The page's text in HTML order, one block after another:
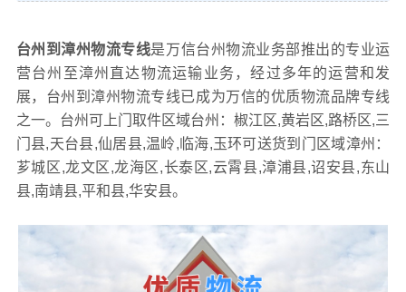
台州到漳州物流专线是万信台州物流业务部推出的专业运
营台州至漳州直达物流运输业务，经过多年的运营和发
展，台州到漳州物流专线已成为万信的优质物流品牌专线
之一。台州可上门取件区域台州：椒江区,黄岩区,路桥区,三
门县,天台县,仙居县,温岭,临海,玉环可送货到门区域漳州：
芗城区,龙文区,龙海区,长泰区,云霄县,漳浦县,诏安县,东山
县,南靖县,平和县,华安县。